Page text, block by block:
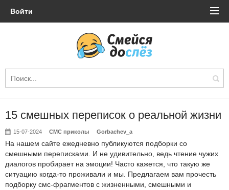
Войти
15 смешных переписок о реальной жизни
15-07-2024 СМС приколы Gorbachev_a
На нашем сайте ежедневно публикуются подборки со
смешными переписками. И не удивительно, ведь чтение чужих
диалогов пробирает на эмоции! Часто кажется, что такую же
ситуацию когда-то проживали и мы. Предлагаем вам прочесть
подборку смс-фрагментов с жизненными, смешными и